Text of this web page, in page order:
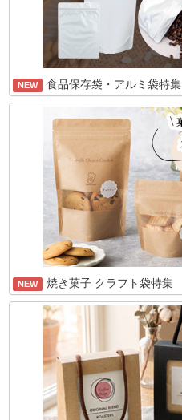
NEW 食品保存袋・アルミ袋特集
NEW 焼き菓子 クラフト袋特集